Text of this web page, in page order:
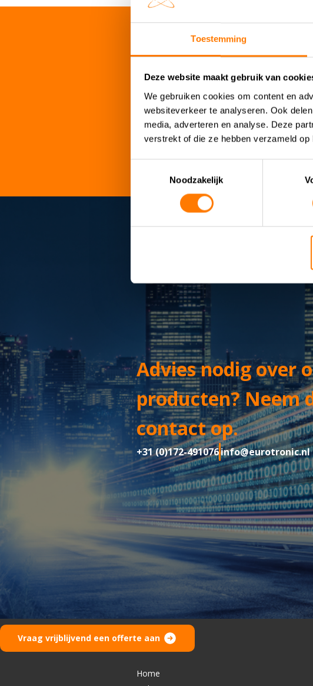
Toestemming
Deze website maakt gebruik van
We gebruiken cookies om content en
websiteverkeer te analyseren. Ook
media, adverteren en analyse. Deze
verstrekt of die ze hebben verzameld
Noodzakelijk
Datasheets
CELLPOWERCESS 233 -
Advies nodig over
producten? Neem
contact op.
+31 (0)172-491076info@eurotronic.nl
Vraag vrijblijvend een offerte aan
Home